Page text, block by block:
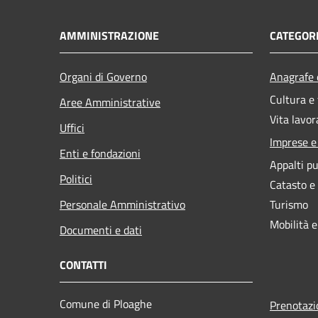
AMMINISTRAZIONE
Organi di Governo
Aree Amministrative
Uffici
Enti e fondazioni
Politici
Personale Amministrativo
Documenti e dati
Cultura
Vita
Imprese
Appalti
Catasto
Turismo
Mobilità
CONTATTI
Comune di Ploaghe